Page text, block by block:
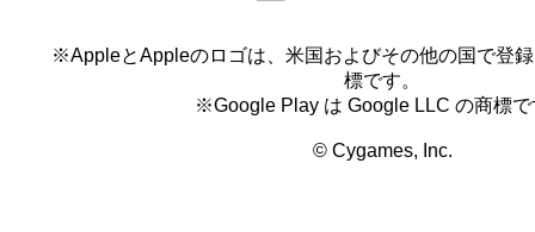
※AppleとAppleのロゴは、米国およびその他の国で登
標です。
※Google Play は Google LLC の商標で
© Cygames, Inc.